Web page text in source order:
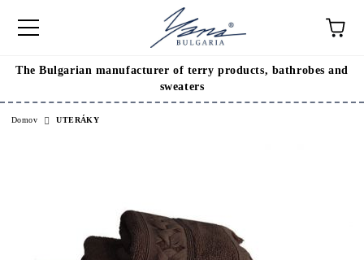
The Bulgarian manufacturer of terry products, bathrobes and
sweaters
Domov UTERÁKY